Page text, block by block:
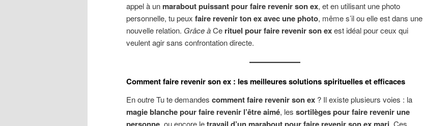
appel à un marabout puissant pour faire revenir son ex, et en utilisant une photo
personnelle, tu peux faire revenir ton ex avec une photo, même s’il ou elle est dans une
nouvelle relation. Grâce àCe rituel pour faire revenir son exest idéal pour ceux qui
veulent agir sans confrontation directe.
Comment faire revenir son ex : les meilleures solutions spirituelles et efficaces
En outre Tu te demandes comment faire revenir son ex ? Il existe plusieurs voies : la
magie blanche pour faire revenir l’être aimé, les sortilèges pour faire revenir une